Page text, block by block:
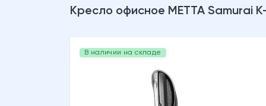
Кресло офисное МЕТТА Samurai K-
В наличии на складе